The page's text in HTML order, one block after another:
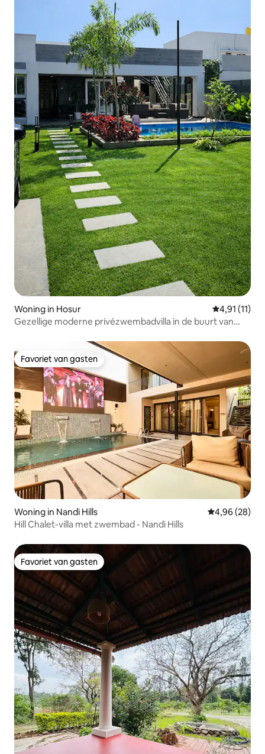
Woning in Hosur Gemiddelde
4,91 (11)
Gezellige moderne privézwembadvilla in de buurt van
Favoriet van gasten
Favoriet van gasten
Woning in Nandi Hills Gemiddelde
4,96 (28)
Hill Chalet-villa met zwembad - Nandi Hills
Favoriet van gasten
Favoriet van gasten